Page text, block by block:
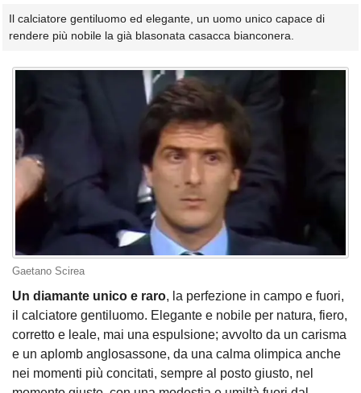
Il calciatore gentiluomo ed elegante, un uomo unico capace di
rendere più nobile la già blasonata casacca bianconera.
Gaetano Scirea
Un diamante unico e raro, la perfezione in campo e fuori,
il calciatore gentiluomo. Elegante e nobile per natura, fiero,
corretto e leale, mai una espulsione; avvolto da un carisma
e un aplomb anglosassone, da una calma olimpica anche
nei momenti più concitati, sempre al posto giusto, nel